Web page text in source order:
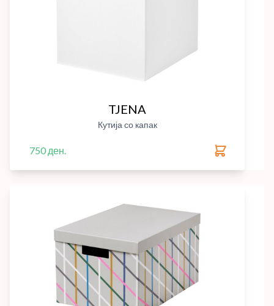
TJENA
Кутија со капак
750 ден.